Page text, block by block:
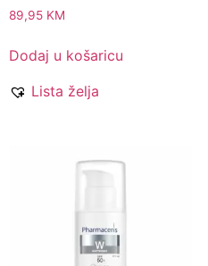
89,95 KM
Dodaj u košaricu
Lista želja